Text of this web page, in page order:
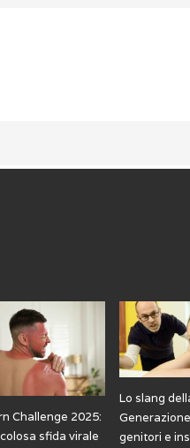
Challenge 2025:
sfida virale
Lo slang
genitori e